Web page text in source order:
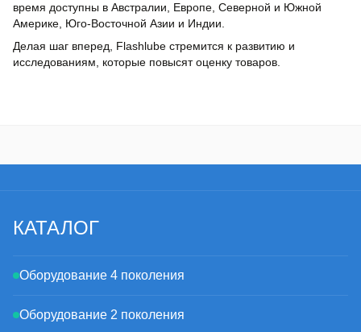
время доступны в Австралии, Европе, Северной и Южной
Америке, Юго-Восточной Азии и Индии.
Делая шаг вперед, Flashlube стремится к развитию и
исследованиям, которые повысят оценку товаров.
КАТАЛОГ
Оборудование 4 поколения
Оборудование 2 поколения